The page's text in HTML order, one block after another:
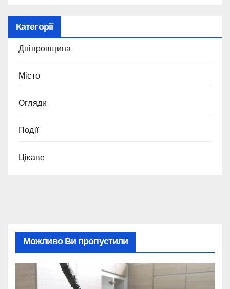
Категорії
Дніпровщина
Місто
Огляди
Події
Цікаве
Можливо Ви пропустили